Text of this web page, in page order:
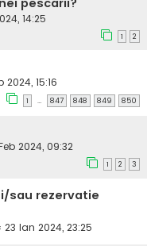
14:25
1 2
2024, 15:16
1 … 847 848 849 850
2024, 09:32
1 2 3
sau rezervatie
23 Ian 2024, 23:25